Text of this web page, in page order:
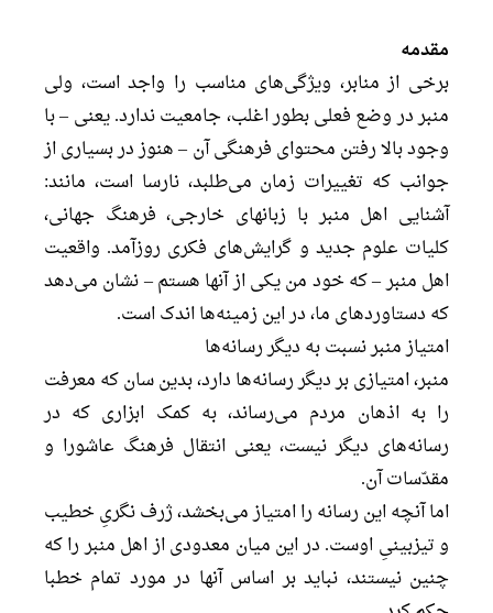
مقدمه
برخی از منابر، ویژگی‌های مناسب را واجد است، ولی
منبر در وضع فعلی بطور اغلب، جامعیت ندارد. یعنی – با
وجود بالا رفتن محتوای فرهنگی آن – هنوز در بسیاری از
جوانب که تغییرات زمان می‌طلبد، نارسا است، مانند:
آشنایی اهل منبر با زبانهای خارجی، فرهنگ جهانی،
کلیات علوم جدید و گرایش‌های فکری روزآمد. واقعیت
اهل منبر – که خود من یکی از آنها هستم – نشان می‌دهد
که دستاوردهای ما، در این زمینه‌ها اندک است.
امتیاز منبر نسبت به دیگر رسانه‌ها
منبر، امتیازی بر دیگر رسانه‌ها دارد، بدین سان که معرفت
را به اذهان مردم می‌رساند، به کمک ابزاری که در
رسانه‌های دیگر نیست، یعنی انتقال فرهنگ عاشورا و
مقدّسات آن.
اما آنچه این رسانه را امتیاز می‌بخشد، ژرف نگریِ خطیب
و تیزبینیِ اوست. در این میان معدودی از اهل منبر را که
چنین نیستند، نباید بر اساس آنها در مورد تمام خطبا